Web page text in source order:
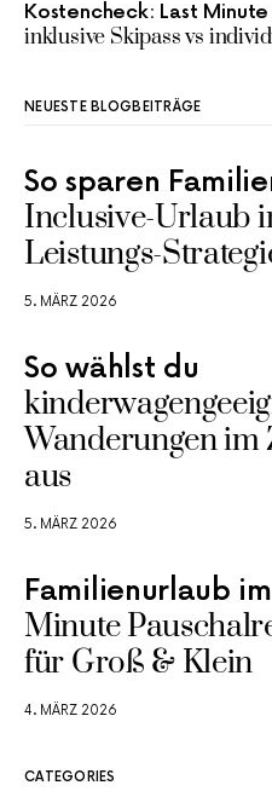
Kostencheck: Last
inklusive Skipass vs
NEUESTE BLOGBEITRÄGE
So sparen
Inclusive-Urlaub
Leistungs-
5. MÄRZ 2026
So wählst du
Wanderungen im
aus
5. MÄRZ 2026
Familienurlaub
Minute
für Groß & Klein
4. MÄRZ 2026
CATEGORIES